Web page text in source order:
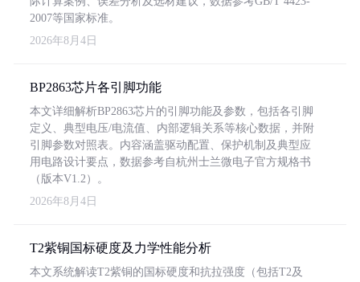
2007等国家标准。
2026年8月4日
BP2863芯片各引脚功能
本文详细解析BP2863芯片的引脚功能及参数，包括各引脚
定义、典型电压/电流值、内部逻辑关系等核心数据，并附
引脚参数对照表。内容涵盖驱动配置、保护机制及典型应
用电路设计要点，数据参考自杭州士兰微电子官方规格书
（版本V1.2）。
2026年8月4日
T2紫铜国标硬度及力学性能分析
本文系统解读T2紫铜的国标硬度和抗拉强度（包括T2及